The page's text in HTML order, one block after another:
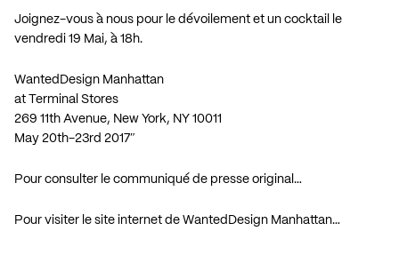
Joignez-vous à nous pour le dévoilement et un cocktail le
vendredi 19 Mai, à 18h.
WantedDesign Manhattan
at Terminal Stores
269 11th Avenue, New York, NY 10011
May 20th-23rd 2017″
Pour consulter le communiqué de presse original…
Pour visiter le site internet de WantedDesign Manhattan…